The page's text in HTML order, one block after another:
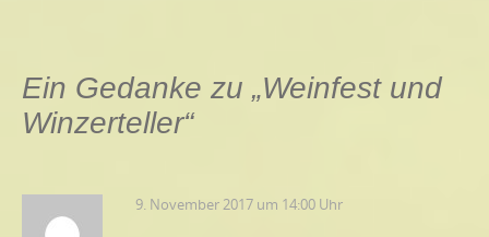
Ein Gedanke zu „Weinfest und
Winzerteller“
9. November 2017 um 14:00 Uhr